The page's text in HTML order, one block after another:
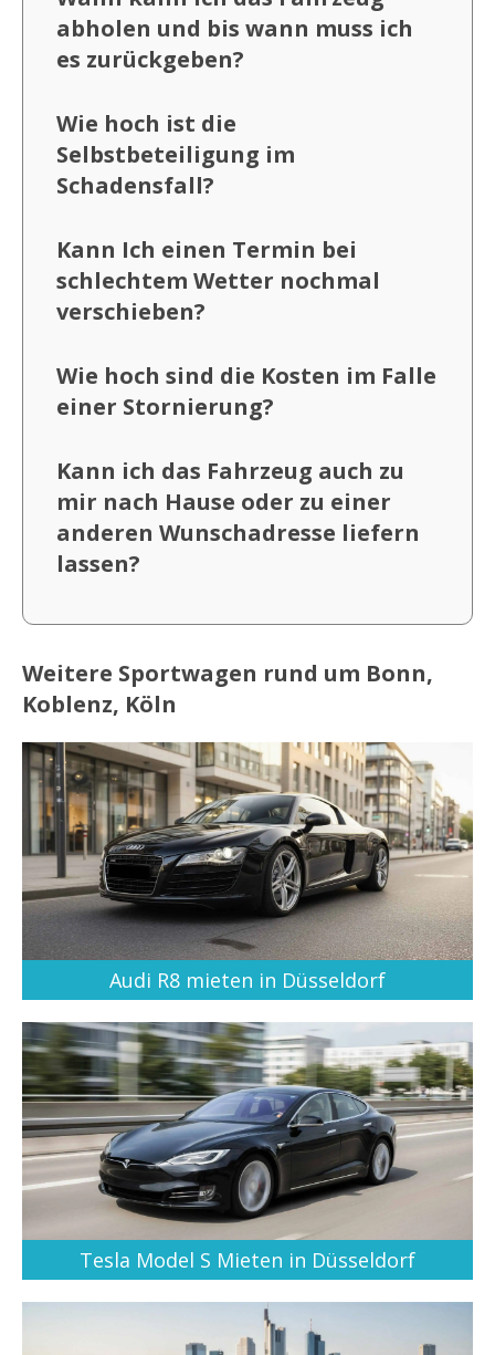
abholen und bis wann muss ich
es zurückgeben?
Wie hoch ist die
Selbstbeteiligung im
Schadensfall?
Kann Ich einen Termin bei
schlechtem Wetter nochmal
verschieben?
Wie hoch sind die Kosten im Falle
einer Stornierung?
Kann ich das Fahrzeug auch zu
mir nach Hause oder zu einer
anderen Wunschadresse liefern
lassen?
Weitere Sportwagen rund um Bonn,
Koblenz, Köln
Audi R8 mieten in Düsseldorf
Tesla Model S Mieten in Düsseldorf